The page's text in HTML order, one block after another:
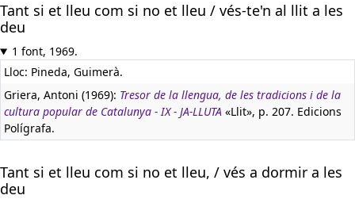
Tant si et lleu com si no et lleu / vés-te'n al llit a les
deu
1 font, 1969.
Lloc: Pineda, Guimerà.
Griera, Antoni (1969): Tresor de la llengua, de les tradicions i de la
cultura popular de Catalunya - IX - JA-LLUTA «Llit», p. 207. Edicions
Polígrafa.
Tant si et lleu com si no et lleu, / vés a dormir a les
deu